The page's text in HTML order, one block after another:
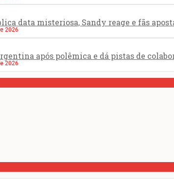
data misteriosa, Sandy reage e fãs
2026
após polêmica e dá pistas de
2026